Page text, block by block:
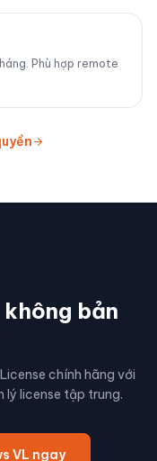
Phù hợp remote
bản
chính hãng với
lý license tập trung.
VL ngay